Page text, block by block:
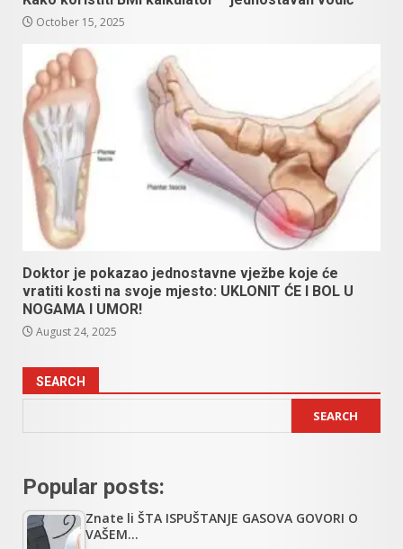
October 15, 2025
Doktor je pokazao jednostavne vježbe koje će
vratiti kosti na svoje mjesto: UKLONIT ĆE I BOL U
NOGAMA I UMOR!
August 24, 2025
SEARCH
SEARCH
Popular posts:
Znate li ŠTA ISPUŠTANJE GASOVA GOVORI O
VAŠEM…